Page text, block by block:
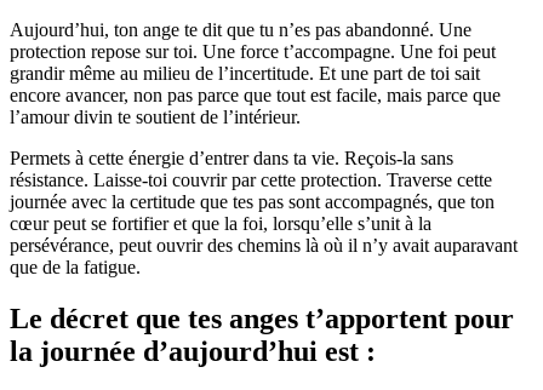
Aujourd’hui, ton ange te dit que tu n’es pas abandonné. Une
protection repose sur toi. Une force t’accompagne. Une foi peut
grandir même au milieu de l’incertitude. Et une part de toi sait
encore avancer, non pas parce que tout est facile, mais parce que
l’amour divin te soutient de l’intérieur.
Permets à cette énergie d’entrer dans ta vie. Reçois-la sans
résistance. Laisse-toi couvrir par cette protection. Traverse cette
journée avec la certitude que tes pas sont accompagnés, que ton
cœur peut se fortifier et que la foi, lorsqu’elle s’unit à la
persévérance, peut ouvrir des chemins là où il n’y avait auparavant
que de la fatigue.
Le décret que tes anges t’apportent pour
la journée d’aujourd’hui est :